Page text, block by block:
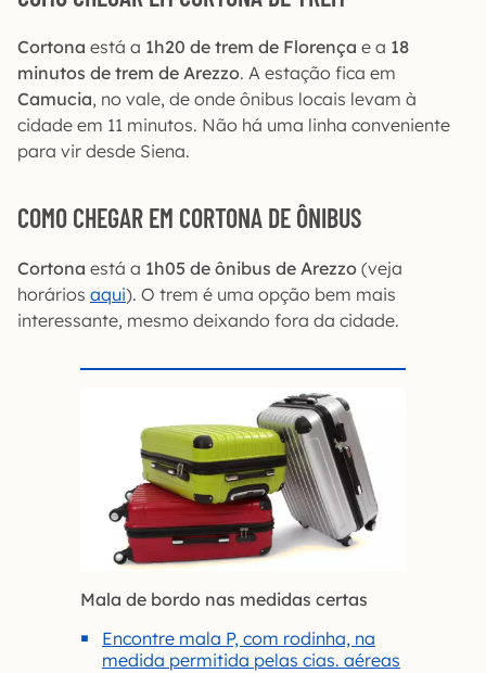
Cortona está a 1h20 de trem de Florença e a 18
minutos de trem de Arezzo. A estação fica em
Camucia, no vale, de onde ônibus locais levam à
cidade em 11 minutos. Não há uma linha conveniente
para vir desde Siena.
COMO CHEGAR EM CORTONA DE ÔNIBUS
Cortona está a 1h05 de ônibus de Arezzo (veja
horários aqui). O trem é uma opção bem mais
interessante, mesmo deixando fora da cidade.
Mala de bordo nas medidas certas
Encontre mala P, com rodinha, na
medida permitida pelas cias. aéreas